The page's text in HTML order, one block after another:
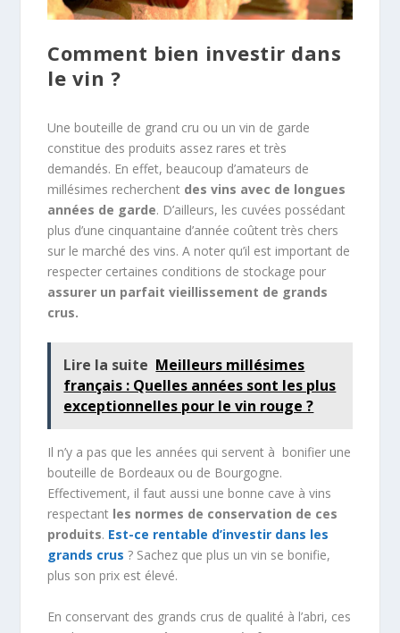
Comment bien investir dans
le vin ?
Une bouteille de grand cru ou un vin de garde
constitue des produits assez rares et très
demandés. En effet, beaucoup d’amateurs de
millésimes recherchent des vins avec de longues
années de garde. D’ailleurs, les cuvées possédant
plus d’une cinquantaine d’année coûtent très chers
sur le marché des vins. A noter qu’il est important de
respecter certaines conditions de stockage pour
assurer un parfait vieillissement de grands
crus.
Lire la suite Meilleurs millésimes
français : Quelles années sont les plus
exceptionnelles pour le vin rouge ?
Il n’y a pas que les années qui servent à bonifier une
bouteille de Bordeaux ou de Bourgogne.
Effectivement, il faut aussi une bonne cave à vins
respectant les normes de conservation de ces
produits. Est-ce rentable d’investir dans les
grands crus? Sachez que plus un vin se bonifie,
plus son prix est élevé.
En conservant des grands crus de qualité à l’abri, ces